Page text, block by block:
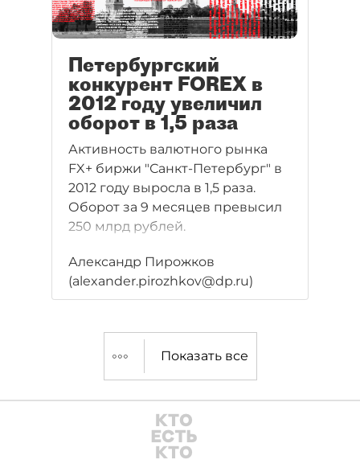
Петербургский
конкурент FOREX в
2012 году увеличил
оборот в 1,5 раза
Активность валютного рынка
FX+ биржи "Санкт-Петербург" в
2012 году выросла в 1,5 раза.
Оборот за 9 месяцев превысил
250 млрд рублей.
Александр Пирожков
(alexander.pirozhkov@dp.ru)
Показать все